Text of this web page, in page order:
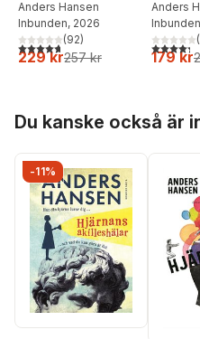
din hjärna lurar dig,
och vad du kan
göra åt det
Anders Hansen
Inbunden, 2026
4,7utav 5 stjärnor. Totalt antal
(92)
229 kr257 kr
egen
Anders
Wänblad
Inbunden
4,3utav (
179 kr
Du kanske också är
-11%